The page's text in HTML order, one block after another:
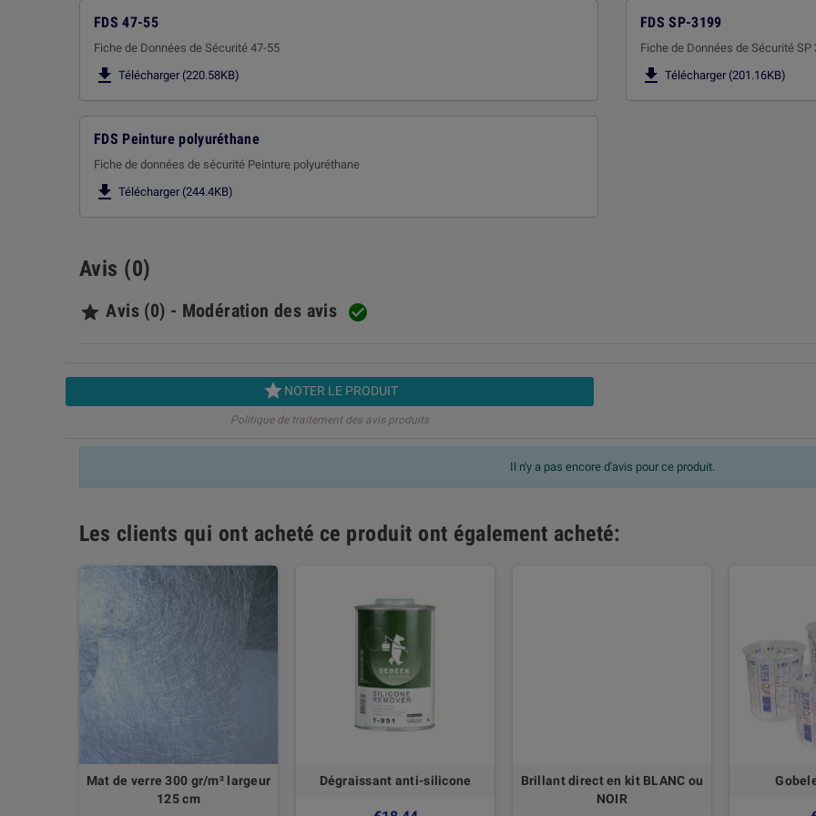
FDS 47-55
Fiche de Données de Sécurité 47-55
 Télécharger (220.58KB)
FDS SP-3199
Fiche de Données de Sécurité SP
 Télécharger (201.16KB)
FDS Peinture polyuréthane
Fiche de données de sécurité Peinture polyuréthane
 Télécharger (244.4KB)
Avis (0)
 Avis (0) - Modération des avis 
NOTER LE PRODUIT
Politique de traitement des avis produits
Il n'y a pas encore d'avis pour ce produit.
Les clients qui ont acheté ce produit ont également acheté:
Mat de verre 300 gr/m² largeur
125 cm
Dégraissant anti-silicone
Brillant direct en kit BLANC ou
NOIR